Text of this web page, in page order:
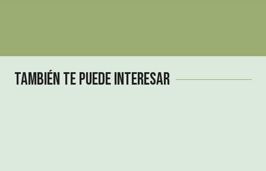
También te puede interesar